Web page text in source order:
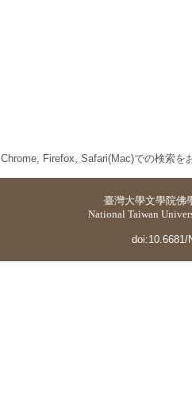
Chrome, Firefox, Safari(Mac)での検索を
臺灣大學文學院佛
National Taiwan
doi:10.6681/